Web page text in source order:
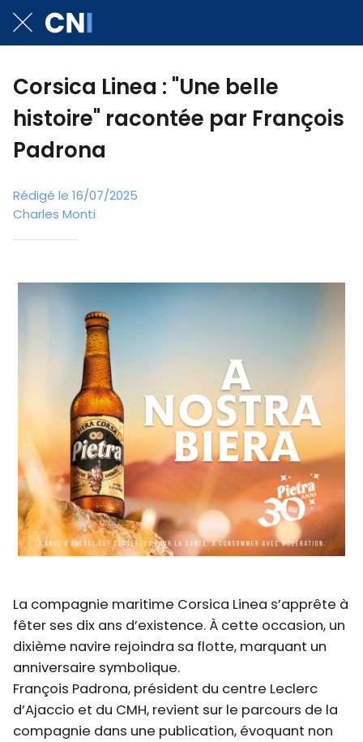
Corsica Linea : "Une belle
histoire" racontée par François
Padrona
Rédigé le 16/07/2025
Charles Monti
La compagnie maritime Corsica Linea s’apprête à
fêter ses dix ans d’existence. À cette occasion, un
dixième navire rejoindra sa flotte, marquant un
anniversaire symbolique.
François Padrona, président du centre Leclerc
d’Ajaccio et du CMH, revient sur le parcours de la
compagnie dans une publication, évoquant non